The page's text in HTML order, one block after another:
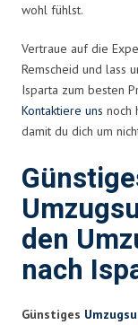
wohl fühlst.
Vertraue auf die
Remscheid und lass
Isparta zum besten
Kontaktiere uns noch
damit du dich um
den
nach
Günstiges